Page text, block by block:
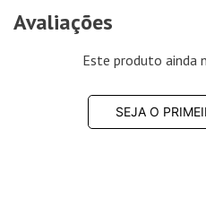
Avaliações
Este produto ainda
SEJA O